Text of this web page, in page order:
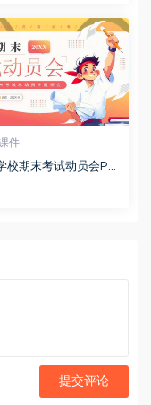
件
校期末考试动员会PP
提交评论